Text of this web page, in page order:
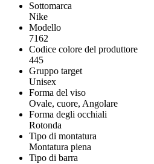
Sottomarca
Nike
Modello
7162
Codice colore del produttore
445
Gruppo target
Unisex
Forma del viso
Ovale, cuore, Angolare
Forma degli occhiali
Rotonda
Tipo di montatura
Montatura piena
Tipo di barra